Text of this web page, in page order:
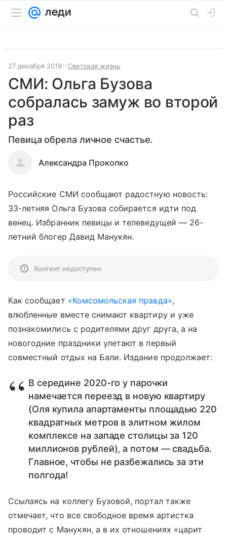
27 декабря 2019 Светская жизнь
СМИ: Ольга Бузова
собралась замуж во второй
раз
Певица обрела личное счастье.
Александра Прокопко
Российские СМИ сообщают радостную новость:
33-летняя Ольга Бузова собирается идти под
венец. Избранник певицы и телеведущей — 26-
летний блогер Давид Манукян.
Контент недоступен
Как сообщает «Комсомольская правда»,
влюбленные вместе снимают квартиру и уже
познакомились с родителями друг друга, а на
новогодние праздники улетают в первый
совместный отдых на Бали. Издание продолжает:
В середине 2020-го у парочки
намечается переезд в новую квартиру
(Оля купила апартаменты площадью 220
квадратных метров в элитном жилом
комплексе на западе столицы за 120
миллионов рублей), а потом — свадьба.
Главное, чтобы не разбежались за эти
полгода!
Ссылаясь на коллегу Бузовой, портал также
отмечает, что все свободное время артистка
проводит с Манукян, а в их отношениях «царит